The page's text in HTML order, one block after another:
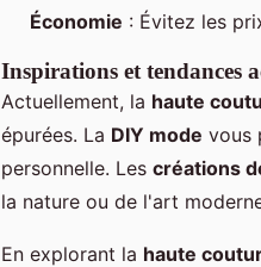
Économie : Évitez les
Inspirations et tendances
Actuellement, la haute
épurées. La DIY mode vous
personnelle. Les créations
la nature ou de l'art
En explorant la haute